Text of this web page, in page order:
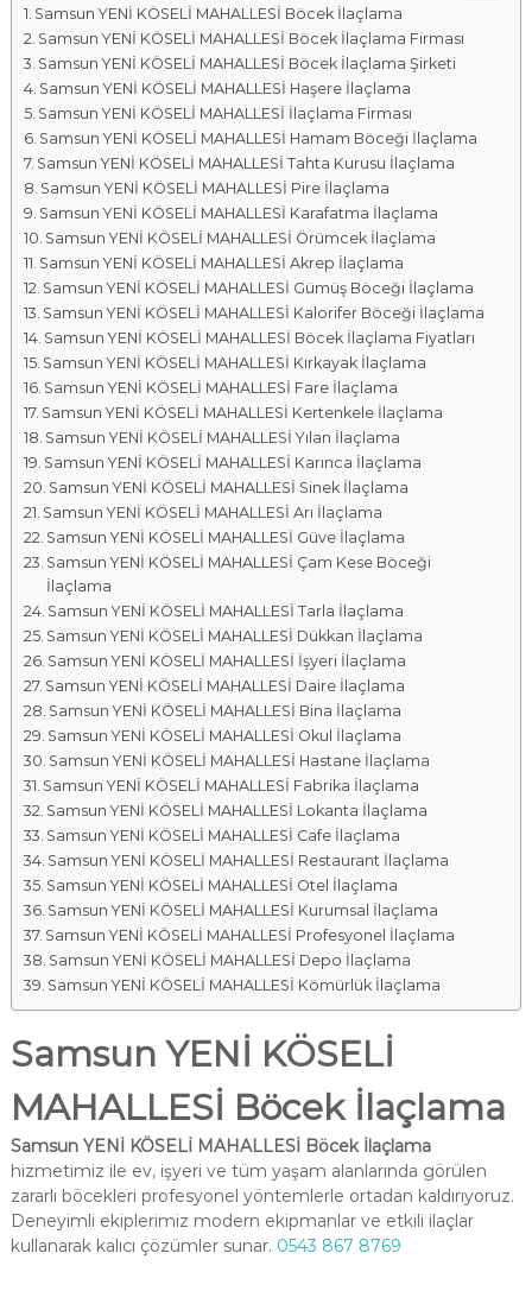
a
l
a
r
ı
Samsun YENİ KÖSELİ MAHALLESİ Böcek İlaçlama
Samsun YENİ KÖSELİ MAHALLESİ Böcek İlaçlama Firması
Samsun YENİ KÖSELİ MAHALLESİ Böcek İlaçlama Şirketi
Samsun YENİ KÖSELİ MAHALLESİ Haşere İlaçlama
Samsun YENİ KÖSELİ MAHALLESİ İlaçlama Firması
Samsun YENİ KÖSELİ MAHALLESİ Hamam Böceği İlaçlama
Samsun YENİ KÖSELİ MAHALLESİ Tahta Kurusu İlaçlama
Samsun YENİ KÖSELİ MAHALLESİ Pire İlaçlama
Samsun YENİ KÖSELİ MAHALLESİ Karafatma İlaçlama
Samsun YENİ KÖSELİ MAHALLESİ Örümcek İlaçlama
Samsun YENİ KÖSELİ MAHALLESİ Akrep İlaçlama
Samsun YENİ KÖSELİ MAHALLESİ Gümüş Böceği İlaçlama
Samsun YENİ KÖSELİ MAHALLESİ Kalorifer Böceği İlaçlama
Samsun YENİ KÖSELİ MAHALLESİ Böcek İlaçlama Fiyatları
Samsun YENİ KÖSELİ MAHALLESİ Kırkayak İlaçlama
Samsun YENİ KÖSELİ MAHALLESİ Fare İlaçlama
Samsun YENİ KÖSELİ MAHALLESİ Kertenkele İlaçlama
Samsun YENİ KÖSELİ MAHALLESİ Yılan İlaçlama
Samsun YENİ KÖSELİ MAHALLESİ Karınca İlaçlama
Samsun YENİ KÖSELİ MAHALLESİ Sinek İlaçlama
Samsun YENİ KÖSELİ MAHALLESİ Arı İlaçlama
Samsun YENİ KÖSELİ MAHALLESİ Güve İlaçlama
Samsun YENİ KÖSELİ MAHALLESİ Çam Kese Böceği
İlaçlama
Samsun YENİ KÖSELİ MAHALLESİ Tarla İlaçlama
Samsun YENİ KÖSELİ MAHALLESİ Dükkan İlaçlama
Samsun YENİ KÖSELİ MAHALLESİ İşyeri İlaçlama
Samsun YENİ KÖSELİ MAHALLESİ Daire İlaçlama
Samsun YENİ KÖSELİ MAHALLESİ Bina İlaçlama
Samsun YENİ KÖSELİ MAHALLESİ Okul İlaçlama
Samsun YENİ KÖSELİ MAHALLESİ Hastane İlaçlama
Samsun YENİ KÖSELİ MAHALLESİ Fabrika İlaçlama
Samsun YENİ KÖSELİ MAHALLESİ Lokanta İlaçlama
Samsun YENİ KÖSELİ MAHALLESİ Cafe İlaçlama
Samsun YENİ KÖSELİ MAHALLESİ Restaurant İlaçlama
Samsun YENİ KÖSELİ MAHALLESİ Otel İlaçlama
Samsun YENİ KÖSELİ MAHALLESİ Kurumsal İlaçlama
Samsun YENİ KÖSELİ MAHALLESİ Profesyonel İlaçlama
Samsun YENİ KÖSELİ MAHALLESİ Depo İlaçlama
Samsun YENİ KÖSELİ MAHALLESİ Kömürlük İlaçlama
Samsun YENİ KÖSELİ
MAHALLESİ Böcek İlaçlama
Samsun YENİ KÖSELİ MAHALLESİ Böcek İlaçlama
hizmetimiz ile ev, işyeri ve tüm yaşam alanlarında görülen
zararlı böcekleri profesyonel yöntemlerle ortadan kaldırıyoruz.
Deneyimli ekiplerimiz modern ekipmanlar ve etkili ilaçlar
kullanarak kalıcı çözümler sunar. 0543 867 8769